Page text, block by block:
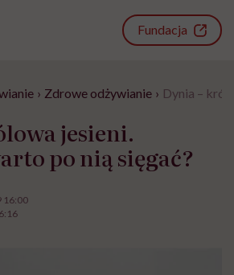
Fundacja
› Zdrowe odżywianie › Dynia –
jesieni.
po nią sięgać?
16:00